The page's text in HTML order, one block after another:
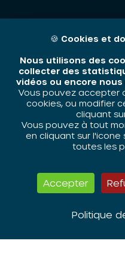
L’ORIV
L’ORIV
🍪 Cookies et
Nous utilisons des
collecter des
vidéos ou encore
Vous pouvez accepter
cookies, ou modifier
cliquant
Vous pouvez à tout
en cliquant sur
toutes les
Accepter
Politique